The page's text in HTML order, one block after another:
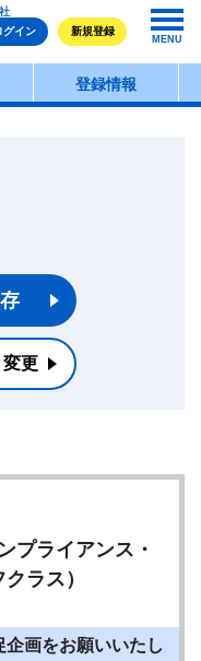
グイン
新規登録
MENU
登録情報
更
プライアンス・
ラス）
画をお願いいたし